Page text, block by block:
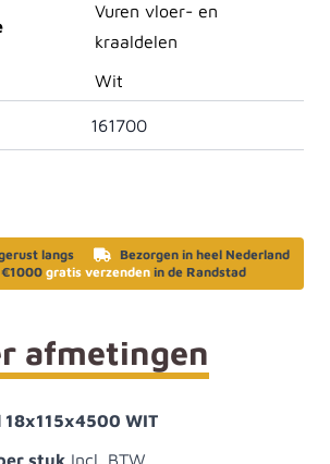
Vuren vloer- en
kraaldelen
Wit
161700
langs
Bezorgen in heel Nederland
gratis verzenden in de Randstad
afmetingen
WIT